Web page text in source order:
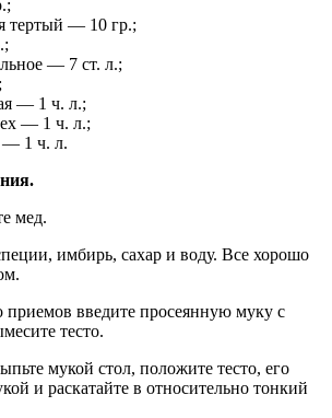
тертый — 10 гр.;
— 7 ст. л.;
— 1 ч. л.;
— 1 ч. л.;
— 1 ч. л.
мед.
имбирь, сахар и воду. Все хорошо
приемов введите просеянную муку с
тесто.
мукой стол, положите тесто, его
и раскатайте в относительно тонкий